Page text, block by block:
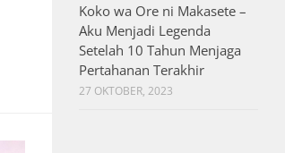
Koko wa Ore ni Makasete –
Aku Menjadi Legenda
Setelah 10 Tahun Menjaga
Pertahanan Terakhir
27 OKTOBER, 2023